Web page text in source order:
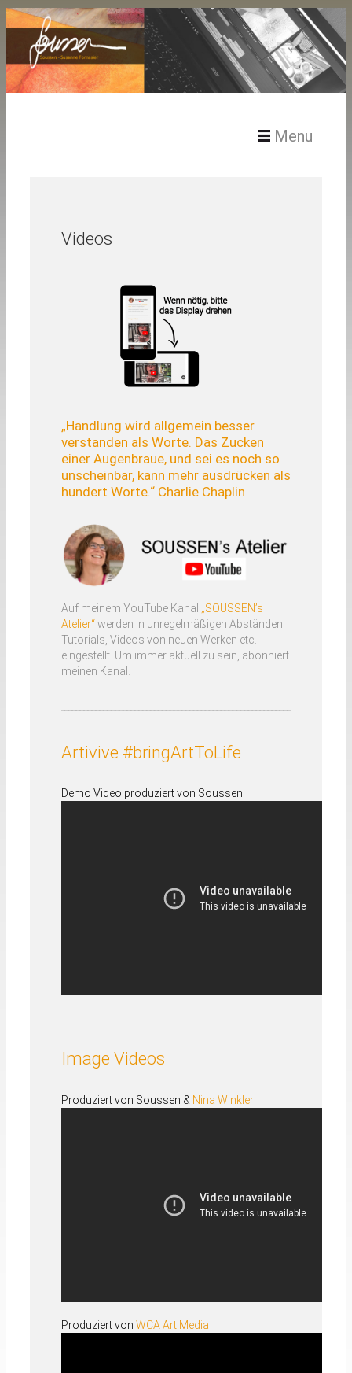
Menu
Augmented Reality (AR)
Ausstellungen
Presse
Videos
„Handlung wird allgemein besser
verstanden als Worte. Das Zucken
einer Augenbraue, und sei es noch so
unscheinbar, kann mehr ausdrücken als
hundert Worte.“ Charlie Chaplin
Auf meinem YouTube Kanal „SOUSSEN’s
Atelier“werden in unregelmäßigen Abständen
Tutorials, Videos von neuen Werken etc.
eingestellt. Um immer aktuell zu sein, abonniert
meinen Kanal.
Artivive #bringArtToLife
Demo Video produziert von Soussen
Image Videos
Produziert von Soussen & Nina Winkler
Produziert von WCA Art Media